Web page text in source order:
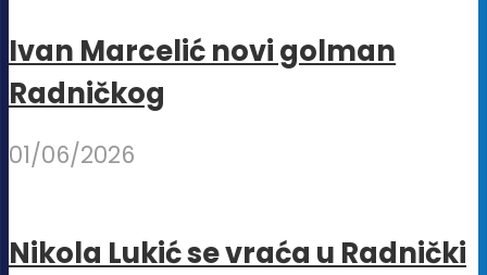
Ivan Marcelić novi golman
Radničkog
01/06/2026
Nikola Lukić se vraća u Radnički